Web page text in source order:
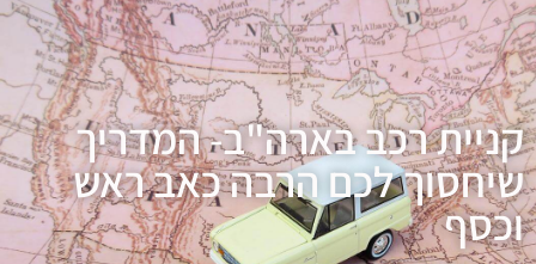
קניית רכב בארה"ב- המדריך
שיחסוך לכם הרבה כאב ראש
וכסף